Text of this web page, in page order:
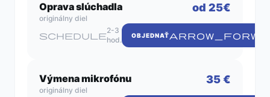
Oprava slúchadla
originálny diel
od 25€
schedule
2-3
hod.
OBJEDNAŤ
Výmena mikrofónu
originálny diel
35 €